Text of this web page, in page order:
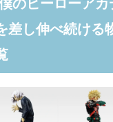
のヒーローア
差し伸べ続ける